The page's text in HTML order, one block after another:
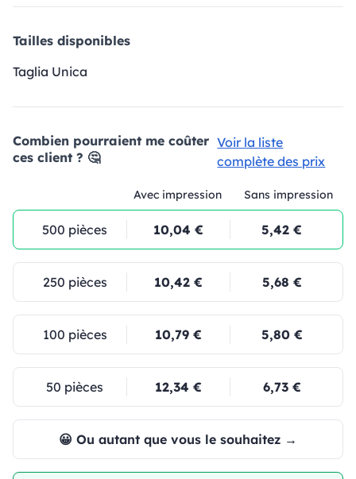
Tailles disponibles
Taglia Unica
Combien pourraient me coûter
ces client ? 🤔
Voir la liste
complète des prix
Avec impression Sans impression
500 pièces 10,04 € 5,42 €
250 pièces 10,42 € 5,68 €
100 pièces 10,79 € 5,80 €
50 pièces 12,34 € 6,73 €
😀 Ou autant que vous le souhaitez →